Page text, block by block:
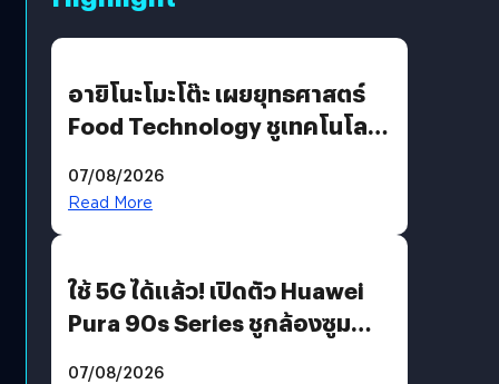
อายิโนะโมะโต๊ะ เผยยุทธศาสตร์
Food Technology ชูเทคโนโลยี
บริโภคและ B2B
07/08/2026
Read More
ใช้ 5G ได้แล้ว! เปิดตัว Huawei
Pura 90s Series ชูกล้องซูม
07/08/2026